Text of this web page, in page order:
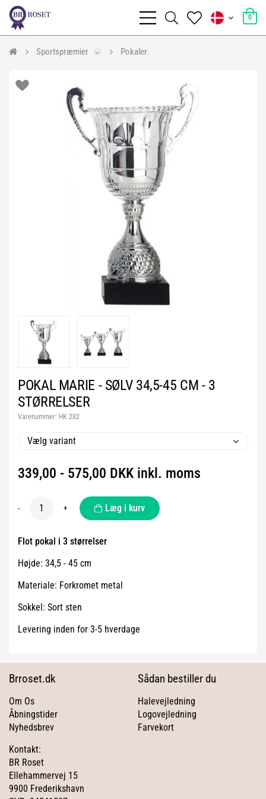
0
Sportspræmier Pokaler
POKAL MARIE - SØLV 34,5-45 CM - 3
STØRRELSER
Varenummer: HK.282
Vælg variant
339,00 - 575,00 DKK inkl. moms
- + Læg i kurv
Flot pokal i 3 størrelser
Højde: 34,5 - 45 cm
Materiale: Forkromet metal
Sokkel: Sort sten
Levering inden for 3-5 hverdage
Brroset.dk
Om Os
Åbningstider
Nyhedsbrev
Kontakt:
BR Roset
Ellehammervej 15
9900 Frederikshavn
Sådan bestiller du
Halevejledning
Logovejledning
Farvekort